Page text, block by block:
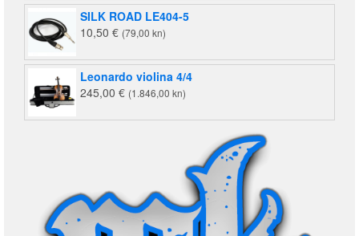
SILK ROAD LE404-5
10,50 € (79,00 kn)
Leonardo violina 4/4
245,00 € (1.846,00 kn)